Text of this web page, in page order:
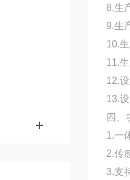
8.生
9.生
10.
11.
12.
13.
四、
1.一
2.传
3.支